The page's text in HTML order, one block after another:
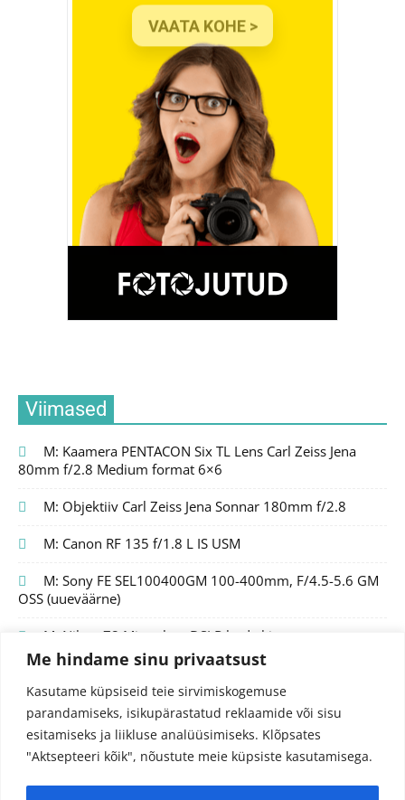
Me hindame sinu privaatsust
Kasutame küpsiseid teie sirvimiskogemuse
parandamiseks, isikupärastatud reklaamide või sisu
esitamiseks ja liikluse analüüsimiseks. Klõpsates
"Aktsepteeri kõik", nõustute meie küpsiste kasutamisega.
Viimased
M: Kaamera PENTACON Six TL Lens Carl Zeiss Jena
80mm f/2.8 Medium format 6×6
M: Objektiiv Carl Zeiss Jena Sonnar 180mm f/2.8
M: Canon RF 135 f/1.8 L IS USM
M: Sony FE SEL100400GM 100-400mm, F/4.5-5.6 GM
OSS (uueväärne)
M: Nikon Z8 Mirrorless DSLR body kit